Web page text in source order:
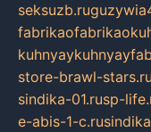
seksuzb.ru
store-brawl-stars.ru
sindika-01.rusp-
e-abis-1-c.ru